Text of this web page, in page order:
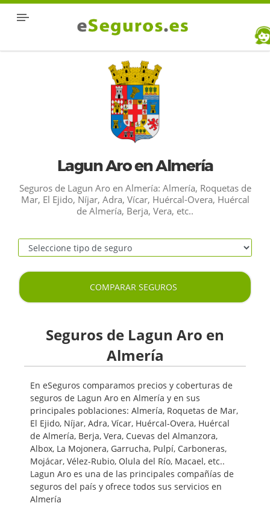
Lagun Aro en Almería
Seguros de Lagun Aro en Almería: Almería, Roquetas de
Mar, El Ejido, Níjar, Adra, Vícar, Huércal-Overa, Huércal
de Almería, Berja, Vera, etc..
COMPARAR SEGUROS
Seguros de Lagun Aro en
Almería
En eSeguros comparamos precios y coberturas de
seguros de Lagun Aro en Almería y en sus
principales poblaciones: Almería, Roquetas de Mar,
El Ejido, Níjar, Adra, Vícar, Huércal-Overa, Huércal
de Almería, Berja, Vera, Cuevas del Almanzora,
Albox, La Mojonera, Garrucha, Pulpí, Carboneras,
Mojácar, Vélez-Rubio, Olula del Río, Macael, etc..
Lagun Aro es una de las principales compañías de
seguros del país y ofrece todos sus servicios en
Almería